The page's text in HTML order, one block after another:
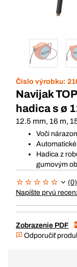
Číslo výrobku:
Navijak
hadica s ø
12.5 mm, 16 m,
Voči
Hadica z
gumovým
(0)
Napíšte prvú
Zobrazenie PDF
Odporučiť